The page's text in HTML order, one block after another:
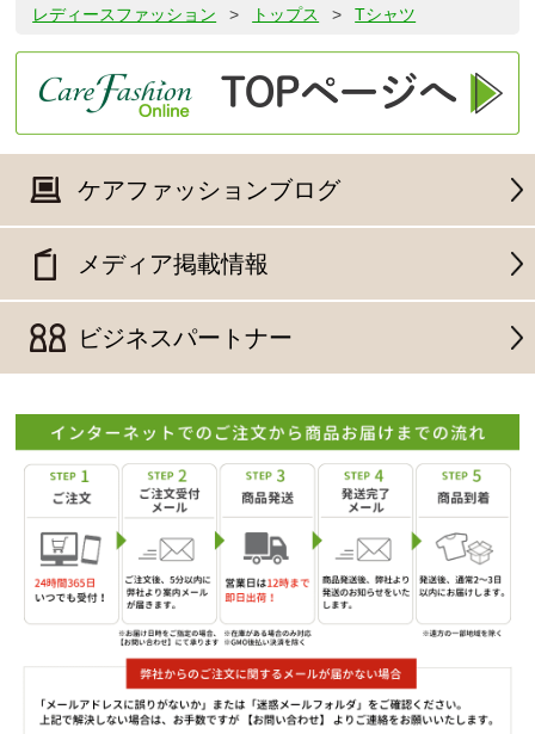
レディースファッション
> トップス > Tシャツ
ケアファッションブログ
メディア掲載情報
ビジネスパートナー